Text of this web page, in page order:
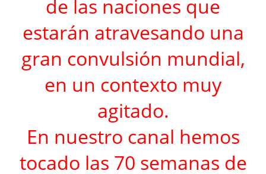
de las naciones que
estarán atravesando una
gran convulsión mundial,
en un contexto muy
agitado.
En nuestro canal hemos
tocado las 70 semanas de